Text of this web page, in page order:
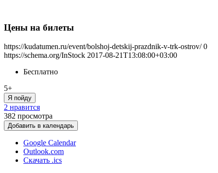
Цены на билеты
https://kudatumen.ru/event/bolshoj-detskij-prazdnik-v-trk-ostrov/ 0
https://schema.org/InStock 2017-08-21T13:08:00+03:00
Бесплатно
5+
Я пойду
2 нравится
382 просмотра
Добавить в календарь
Google Calendar
Outlook.com
Скачать .ics